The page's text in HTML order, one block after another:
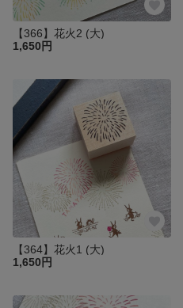
【366】花火2 (大)
1,650円
【364】花火1 (大)
1,650円